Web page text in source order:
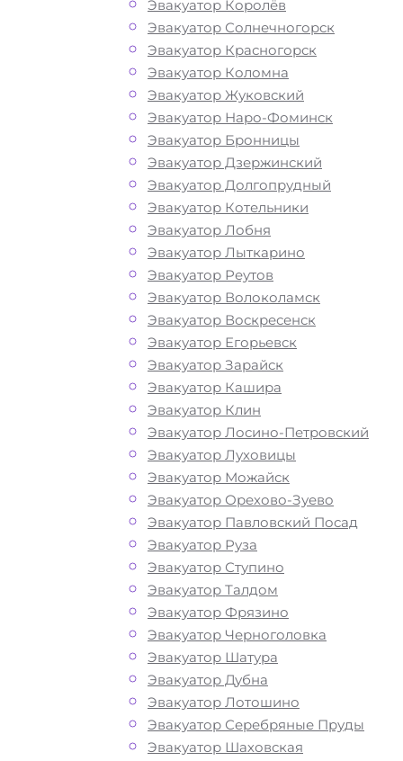
Эвакуатор Королёв
Эвакуатор Солнечногорск
Эвакуатор Красногорск
Эвакуатор Коломна
Эвакуатор Жуковский
Эвакуатор Наро-Фоминск
Эвакуатор Бронницы
Эвакуатор Дзержинский
Эвакуатор Долгопрудный
Эвакуатор Котельники
Эвакуатор Лобня
Эвакуатор Лыткарино
Эвакуатор Реутов
Эвакуатор Волоколамск
Эвакуатор Воскресенск
Эвакуатор Егорьевск
Эвакуатор Зарайск
Эвакуатор Кашира
Эвакуатор Клин
Эвакуатор Лосино-Петровский
Эвакуатор Луховицы
Эвакуатор Можайск
Эвакуатор Орехово-Зуево
Эвакуатор Павловский Посад
Эвакуатор Руза
Эвакуатор Ступино
Эвакуатор Талдом
Эвакуатор Фрязино
Эвакуатор Черноголовка
Эвакуатор Шатура
Эвакуатор Дубна
Эвакуатор Лотошино
Эвакуатор Серебряные Пруды
Эвакуатор Шаховская
Как перевезти
авто у метро
Бульвар
Рокоссовского
Москва?
Перевозка автомобиля от метро